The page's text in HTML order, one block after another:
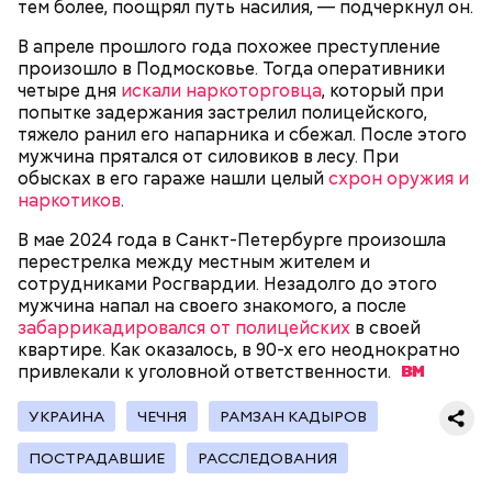
тем более, поощрял путь насилия, — подчеркнул он.
В апреле прошлого года похожее преступление
произошло в Подмосковье. Тогда оперативники
четыре дня искали наркоторговца, который при
попытке задержания застрелил полицейского,
тяжело ранил его напарника и сбежал. После этого
мужчина прятался от силовиков в лесу. При
обысках в его гараже нашли целыйсхрон оружия и
наркотиков.
В мае 2024 года в Санкт-Петербурге произошла
перестрелка между местным жителем и
сотрудниками Росгвардии. Незадолго до этого
мужчина напал на своего знакомого, а после
забаррикадировался от полицейских в своей
квартире. Как оказалось, в 90-х его неоднократно
привлекали к уголовнойответственности.
УКРАИНА ЧЕЧНЯ РАМЗАН КАДЫРОВ
ПОСТРАДАВШИЕ РАССЛЕДОВАНИЯ
Молодого человека задержали. На первом же
допросе он признался, что планировал отравить
только отчима. Тогда следователи посчитали, что
Кто еще был жертвой Миссюры
Примечательно, что летом 2023 года на Мутаева
уже нападали возле Школы единоборств. Тогда
Как идет расследование